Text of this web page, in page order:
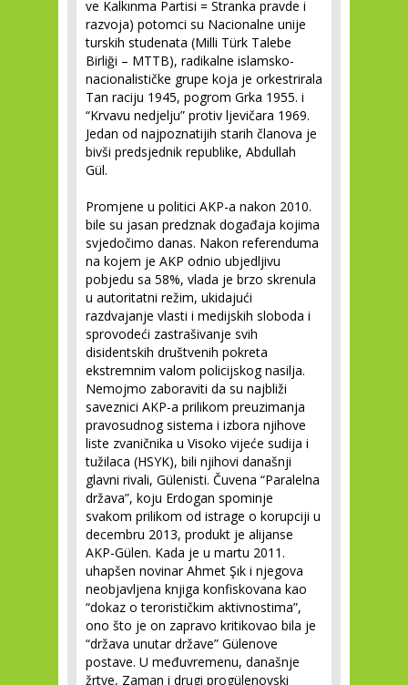
ve Kalkınma Partisi = Stranka pravde i
razvoja) potomci su Nacionalne unije
turskih studenata (Milli Türk Talebe
Birliği – MTTB), radikalne islamsko-
nacionalističke grupe koja je orkestrirala
Tan raciju 1945, pogrom Grka 1955. i
“Krvavu nedjelju” protiv ljevičara 1969.
Jedan od najpoznatijih starih članova je
bivši predsjednik republike, Abdullah
Gül.
Promjene u politici AKP-a nakon 2010.
bile su jasan predznak događaja kojima
svjedočimo danas. Nakon referenduma
na kojem je AKP odnio ubjedljivu
pobjedu sa 58%, vlada je brzo skrenula
u autoritatni režim, ukidajući
razdvajanje vlasti i medijskih sloboda i
sprovodeći zastrašivanje svih
disidentskih društvenih pokreta
ekstremnim valom policijskog nasilja.
Nemojmo zaboraviti da su najbliži
saveznici AKP-a prilikom preuzimanja
pravosudnog sistema i izbora njihove
liste zvaničnika u Visoko vijeće sudija i
tužilaca (HSYK), bili njihovi današnji
glavni rivali, Gülenisti. Čuvena “Paralelna
država”, koju Erdogan spominje
svakom prilikom od istrage o korupciji u
decembru 2013, produkt je alijanse
AKP-Gülen. Kada je u martu 2011.
uhapšen novinar Ahmet Şık i njegova
neobjavljena knjiga konfiskovana kao
“dokaz o terorističkim aktivnostima”,
ono što je on zapravo kritikovao bila je
“država unutar države” Gülenove
postave. U međuvremenu, današnje
žrtve, Zaman i drugi progülenovski